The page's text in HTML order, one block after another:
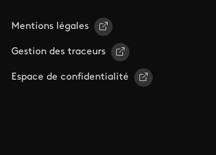
Mentions légales
Gestion des traceurs
Espace de confidentialité